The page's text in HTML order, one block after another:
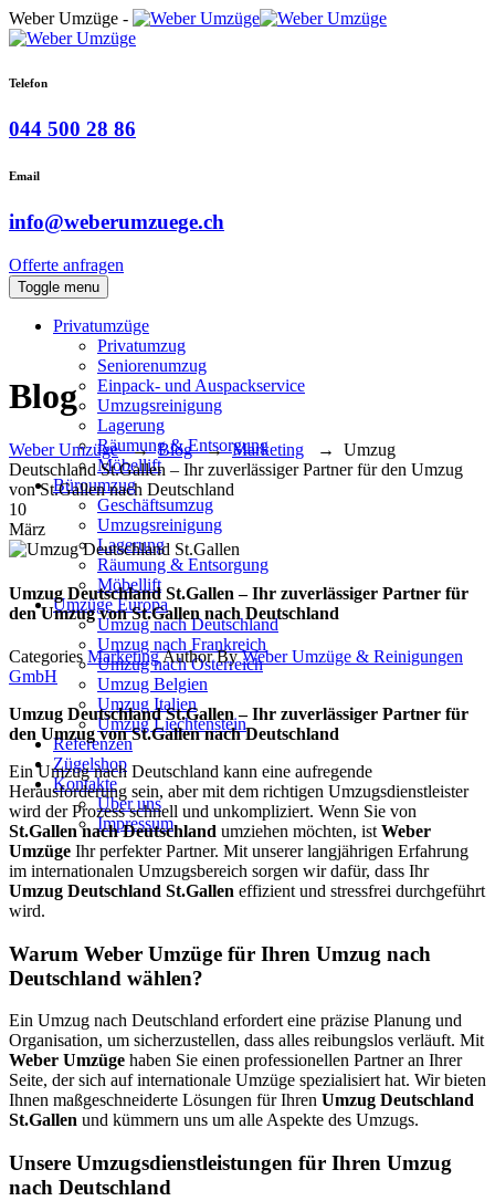
Weber Umzüge -
Telefon
044 500 28 86
Email
info@weberumzuege.ch
Offerte anfragen
Toggle menu
Privatumzüge
Privatumzug
Seniorenumzug
Einpack- und Auspackservice
Umzugsreinigung
Lagerung
Räumung & Entsorgung
Möbellift
Büroumzug
Geschäftsumzug
Umzugsreinigung
Lagerung
Räumung & Entsorgung
Möbellift
Umzüge Europa
Umzug nach Deutschland
Umzug nach Frankreich
Umzug nach Österreich
Umzug Belgien
Umzug Italien
Umzug Liechtenstein
Referenzen
Zügelshop
Kontakte
Über uns
Impressum
Blog
Weber Umzüge →Blog→Marketing → Umzug
Deutschland St.Gallen – Ihr zuverlässiger Partner für den Umzug
von St.Gallen nach Deutschland
10
März
Umzug Deutschland St.Gallen – Ihr zuverlässiger Partner für
den Umzug von St.Gallen nach Deutschland
Categories MarketingAuthorByWeber Umzüge & Reinigungen
GmbH
Umzug Deutschland St.Gallen – Ihr zuverlässiger Partner für
den Umzug von St.Gallen nach Deutschland
Ein Umzug nach Deutschland kann eine aufregende
Herausforderung sein, aber mit dem richtigen Umzugsdienstleister
wird der Prozess schnell und unkompliziert. Wenn Sie von
St.Gallen nach Deutschland umziehen möchten, ist Weber
Umzüge Ihr perfekter Partner. Mit unserer langjährigen Erfahrung
im internationalen Umzugsbereich sorgen wir dafür, dass Ihr
Umzug Deutschland St.Gallen effizient und stressfrei durchgeführt
wird.
Warum Weber Umzüge für Ihren Umzug nach
Deutschland wählen?
Ein Umzug nach Deutschland erfordert eine präzise Planung und
Organisation, um sicherzustellen, dass alles reibungslos verläuft. Mit
Weber Umzüge haben Sie einen professionellen Partner an Ihrer
Seite, der sich auf internationale Umzüge spezialisiert hat. Wir bieten
Ihnen maßgeschneiderte Lösungen für Ihren Umzug Deutschland
St.Gallen und kümmern uns um alle Aspekte des Umzugs.
Unsere Umzugsdienstleistungen für Ihren Umzug
nach Deutschland